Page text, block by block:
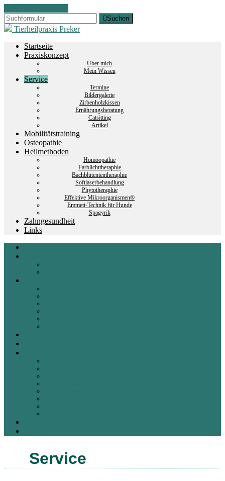
Suchen
Tierheilpraxis Preker
Startseite
Praxiskonzept
Über mich
Mein Wissen
Service
Termine
Bildergalerie
Zirbenholzkissen
Ernährungsberatung
Catsitting
Artikel
Mobilitätstraining
Osteopathie
Heilmethoden
Homöopathie
Farblichttheraphie
Bachblütententheraphie
Softlaserbehandlung
Phytotheraphie
Effektive Mikroorganismen®
Emmett-Technik für Hunde
Spagyrik
Zahngesundheit
Links
Service